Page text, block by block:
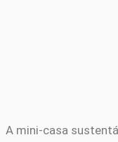
A mini-casa